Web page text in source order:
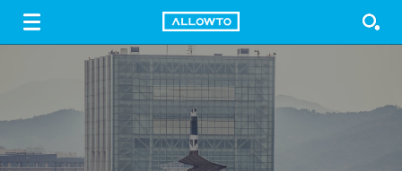
FREE DOWNLOAD GUIDE LOGIN SIGN UP